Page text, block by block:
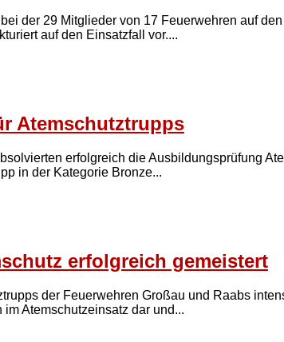
der 29 Mitglieder von 17 Feuerwehren auf
auf den Einsatzfall vor....
Atemschutztrupps
erfolgreich die Ausbildungsprüfung
in der Kategorie Bronze...
erfolgreich gemeistert
der Feuerwehren Großau und Raabs
Atemschutzeinsatz dar und...